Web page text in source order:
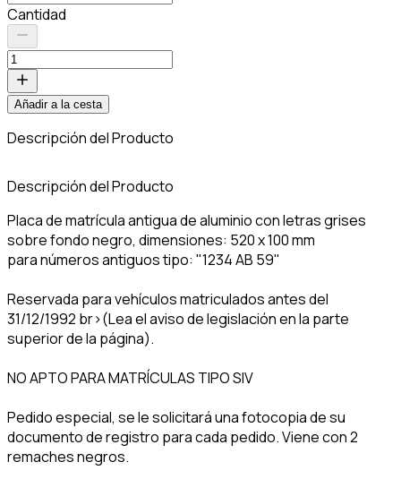
Cantidad
Añadir a la cesta
Descripción del Producto
Descripción del Producto
Placa de matrícula antigua de aluminio con letras grises
sobre fondo negro, dimensiones: 520 x 100 mm
para números antiguos tipo: "1234 AB 59"
Reservada para vehículos matriculados antes del
31/12/1992 br>(Lea el aviso de legislación en la parte
superior de la página).
NO APTO PARA MATRÍCULAS TIPO SIV
Pedido especial, se le solicitará una fotocopia de su
documento de registro para cada pedido. Viene con 2
remaches negros.